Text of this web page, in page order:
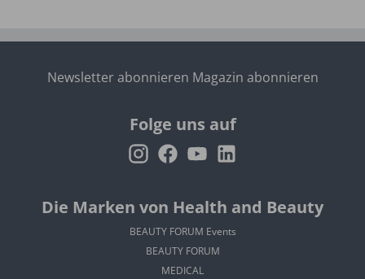
Newsletter abonnieren Magazin abonnieren
Folge uns auf
Die Marken von Health and Beauty
BEAUTY FORUM Events
BEAUTY FORUM
MEDICAL